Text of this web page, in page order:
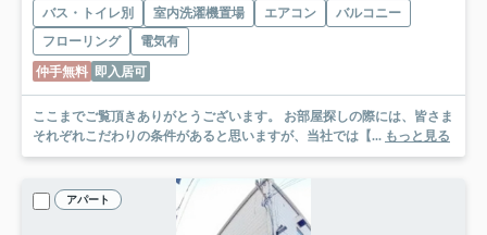
バス・トイレ別 室内洗濯機置場 エアコン
バルコニー
フローリング
電気有
仲手無料 即入居可
ここまでご覧頂きありがとうございます。 お部屋探しの際には、皆さま
それぞれこだわりの条件があると思いますが、当社では【... もっと見る
アパート